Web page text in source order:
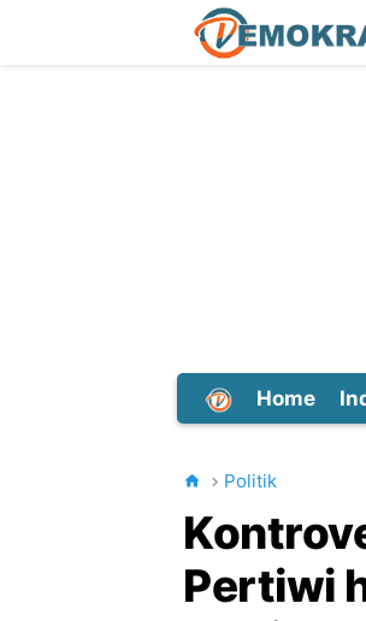
Home
Politik
Pertiwi